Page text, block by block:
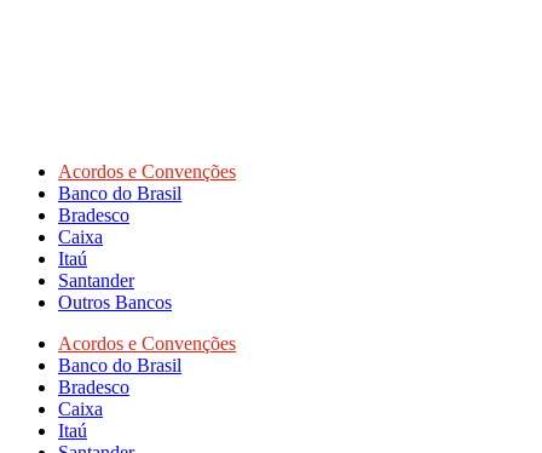
Acordos e Convenções
Banco do Brasil
Bradesco
Caixa
Itaú
Santander
Outros Bancos
Acordos e Convenções
Banco do Brasil
Bradesco
Caixa
Itaú